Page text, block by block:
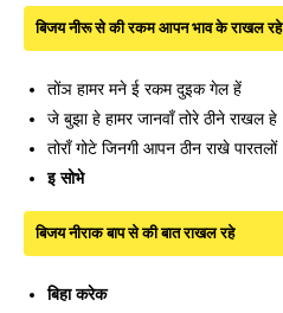
बिजय नीरू से की रकम आपन भाव के राखल रहे
तोंञ हामर मने ई रकम दुइक गेल हें
जे बुझा हे हामर जानवाँ तोरे ठीने राखल हे
तोराँ गोटे जिनगी आपन ठीन राखे पारतलों
इ सोभे
बिजय नीराक बाप से की बात राखल रहे
बिहा करेक